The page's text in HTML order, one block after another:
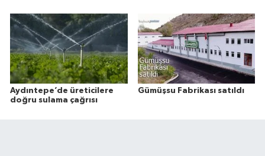
Aydıntepe’de üreticilere
doğru sulama çağrısı
Gümüşsu Fabrikası satıldı